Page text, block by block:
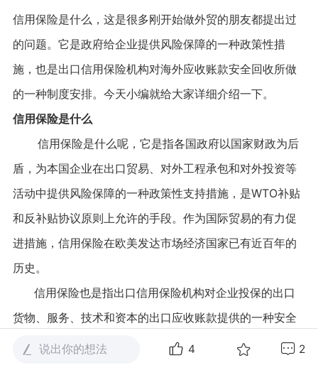
信用保险是什么，这是很多刚开始做外贸的朋友都提出过
的问题。它是政府给企业提供风险保障的一种政策性措
施，也是出口信用保险机构对海外应收账款安全回收所做
的一种制度安排。今天小编就给大家详细介绍一下。
信用保险是什么
信用保险是什么呢，它是指各国政府以国家财政为后
盾，为本国企业在出口贸易、对外工程承包和对外投资等
活动中提供风险保障的一种政策性支持措施，是WTO补贴
和反补贴协议原则上允许的手段。作为国际贸易的有力促
进措施，信用保险在欧美发达市场经济国家已有近百年的
历史。
信用保险也是指出口信用保险机构对企业投保的出口
货物、服务、技术和资本的出口应收账款提供的一种安全
保障机制。也可以说是对海外应收账款安全回收所做的一
说出你的想法 4 2